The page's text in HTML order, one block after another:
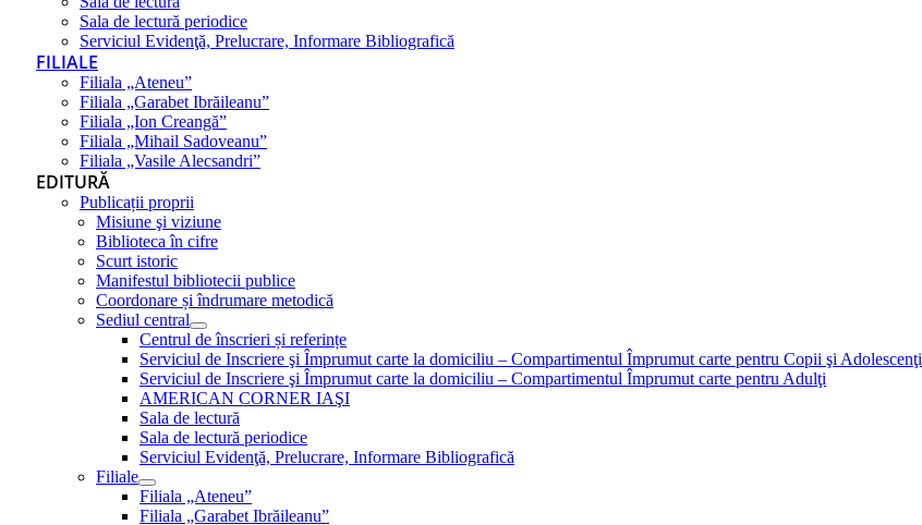
Sala de lectură periodice
Serviciul Evidenţă, Prelucrare, Informare Bibliografică
FILIALE
Filiala „Ateneu”
Filiala „Garabet Ibrăileanu”
Filiala „Ion Creangă”
Filiala „Mihail Sadoveanu”
Filiala „Vasile Alecsandri”
EDITURĂ
Publicații proprii
Misiune şi viziune
Biblioteca în cifre
Scurt istoric
Manifestul bibliotecii publice
Coordonare și îndrumare metodică
Sediul central
Centrul de înscrieri și referințe
Serviciul de Inscriere şi Împrumut carte la domiciliu – Compartimentul Împrumut carte pentru Copii şi Adolescenţi
Serviciul de Inscriere şi Împrumut carte la domiciliu – Compartimentul Împrumut carte pentru Adulţi
AMERICAN CORNER IAŞI
Sala de lectură
Sala de lectură periodice
Serviciul Evidenţă, Prelucrare, Informare Bibliografică
Filiale
Filiala „Ateneu”
Filiala „Garabet Ibrăileanu”